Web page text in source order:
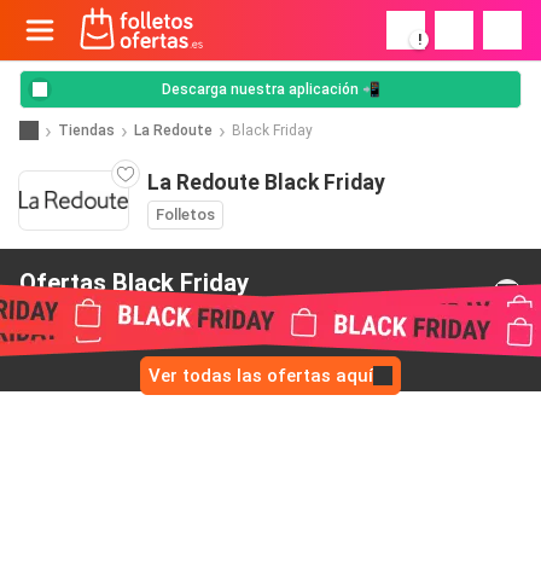
!
Descarga nuestra aplicación 📲
Tiendas La Redoute Black Friday
La Redoute Black Friday
Folletos
Ofertas Black Friday
de La Redoute
Ver todas las ofertas aquí